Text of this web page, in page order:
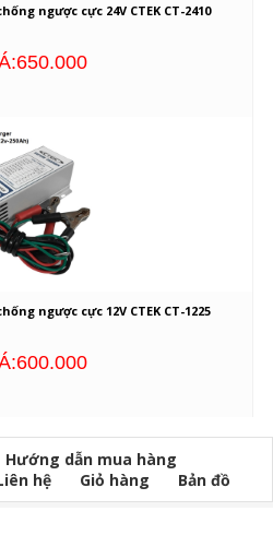
ngược cực 24V CTEK CT-2410
ngược cực 12V CTEK CT-1225
Hướng dẫn mua hàng
hệ Giỏ hàng Bản đồ